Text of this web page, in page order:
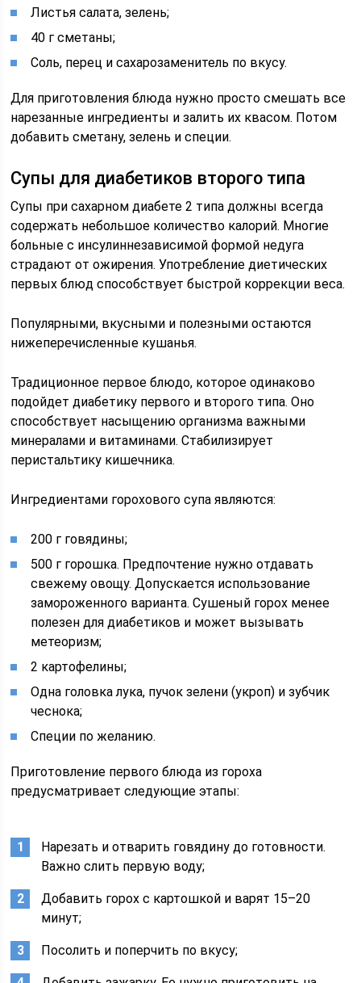
Листья салата, зелень;
40 г сметаны;
Соль, перец и сахарозаменитель по вкусу.
Для приготовления блюда нужно просто смешать все
нарезанные ингредиенты и залить их квасом. Потом
добавить сметану, зелень и специи.
Супы для диабетиков второго типа
Супы при сахарном диабете 2 типа должны всегда
содержать небольшое количество калорий. Многие
больные с инсулиннезависимой формой недуга
страдают от ожирения. Употребление диетических
первых блюд способствует быстрой коррекции веса.
Популярными, вкусными и полезными остаются
нижеперечисленные кушанья.
Традиционное первое блюдо, которое одинаково
подойдет диабетику первого и второго типа. Оно
способствует насыщению организма важными
минералами и витаминами. Стабилизирует
перистальтику кишечника.
Ингредиентами горохового супа являются:
200 г говядины;
500 г горошка. Предпочтение нужно отдавать
свежему овощу. Допускается использование
замороженного варианта. Сушеный горох менее
полезен для диабетиков и может вызывать
метеоризм;
2 картофелины;
Одна головка лука, пучок зелени (укроп) и зубчик
чеснока;
Специи по желанию.
Приготовление первого блюда из гороха
предусматривает следующие этапы:
Нарезать и отварить говядину до готовности.
Важно слить первую воду;
Добавить горох с картошкой и варят 15–20
минут;
Посолить и поперчить по вкусу;